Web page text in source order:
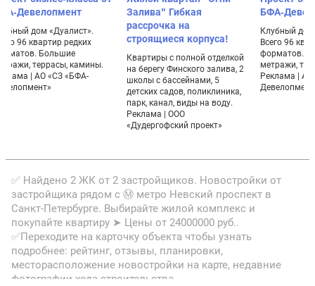
Девелопмент
дом «Дуалист».
96 квартир редких
Большие
террасы, камины.
| АО «СЗ «БФА-
Залива" Гибкая
рассрочка на
строящиеся корпуса!
Квартиры с полной отделкой
на берегу Финского залива, 2
школы с бассейнами, 5
детских садов, поликлиника,
парк, канал, виды на воду.
Реклама | ООО
«Дудергофский проект»
БФА-
Клубный дом
Всего 96
форматов.
метражи,
Реклама |
✅ Найдено 2 ЖК от 2 застройщиков. Новостройки от
застройщика рядом с Ⓜ метро Невский проспект в
Санкт-Петербурге. Выбирайте жилой комплекс и
покупайте квартиру ➤ Цены от 24000000 руб..
✅Переходите на карточку объекта чтобы узнать
подробнее: рейтинг, отзывы, планировки,
месторасположение новостройки на карте, недавние
фотографии хода строительства.